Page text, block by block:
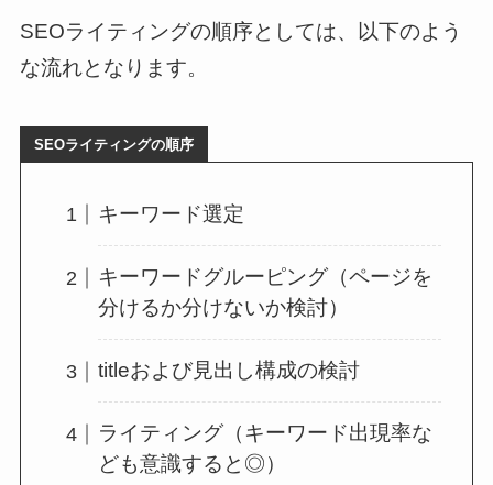
SEOライティングの順序としては、以下のよう
な流れとなります。
SEOライティングの順序
キーワード選定
キーワードグルーピング（ページを
分けるか分けないか検討）
titleおよび見出し構成の検討
ライティング（キーワード出現率な
ども意識すると◎）